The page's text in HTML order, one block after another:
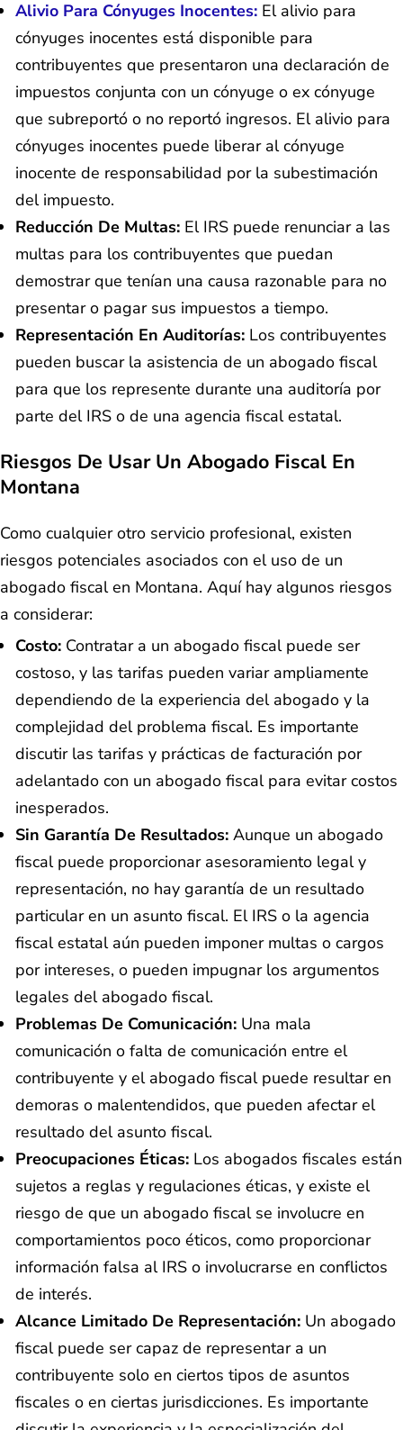
Alivio Para Cónyuges Inocentes: El alivio para
cónyuges inocentes está disponible para
contribuyentes que presentaron una declaración de
impuestos conjunta con un cónyuge o ex cónyuge
que subreportó o no reportó ingresos. El alivio para
cónyuges inocentes puede liberar al cónyuge
inocente de responsabilidad por la subestimación
del impuesto.
Reducción De Multas: El IRS puede renunciar a las
multas para los contribuyentes que puedan
demostrar que tenían una causa razonable para no
presentar o pagar sus impuestos a tiempo.
Representación En Auditorías: Los contribuyentes
pueden buscar la asistencia de un abogado fiscal
para que los represente durante una auditoría por
parte del IRS o de una agencia fiscal estatal.
Riesgos De Usar Un Abogado Fiscal En
Montana
Como cualquier otro servicio profesional, existen
riesgos potenciales asociados con el uso de un
abogado fiscal en Montana. Aquí hay algunos riesgos
a considerar:
Costo: Contratar a un abogado fiscal puede ser
costoso, y las tarifas pueden variar ampliamente
dependiendo de la experiencia del abogado y la
complejidad del problema fiscal. Es importante
discutir las tarifas y prácticas de facturación por
adelantado con un abogado fiscal para evitar costos
inesperados.
Sin Garantía De Resultados: Aunque un abogado
fiscal puede proporcionar asesoramiento legal y
representación, no hay garantía de un resultado
particular en un asunto fiscal. El IRS o la agencia
fiscal estatal aún pueden imponer multas o cargos
por intereses, o pueden impugnar los argumentos
legales del abogado fiscal.
Problemas De Comunicación: Una mala
comunicación o falta de comunicación entre el
contribuyente y el abogado fiscal puede resultar en
demoras o malentendidos, que pueden afectar el
resultado del asunto fiscal.
Preocupaciones Éticas: Los abogados fiscales están
sujetos a reglas y regulaciones éticas, y existe el
riesgo de que un abogado fiscal se involucre en
comportamientos poco éticos, como proporcionar
información falsa al IRS o involucrarse en conflictos
de interés.
Alcance Limitado De Representación: Un abogado
fiscal puede ser capaz de representar a un
contribuyente solo en ciertos tipos de asuntos
fiscales o en ciertas jurisdicciones. Es importante